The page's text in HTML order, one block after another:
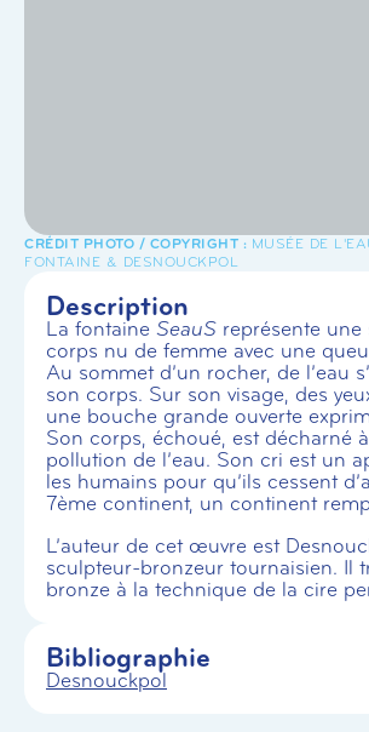
MUSÉE DE
FONTAINE & DESNOUCKPOL
Description
La fontaine SeauS représente une
corps nu de femme avec une
Au sommet d’un rocher, de l’eau
son corps. Sur son visage, des
une bouche grande ouverte
Son corps, échoué, est décharné
pollution de l’eau. Son cri est un
les humains pour qu’ils cessent
7ème continent, un continent
L’auteur de cet œuvre est
sculpteur-bronzeur tournaisien. Il
bronze à la technique de la cire
Bibliographie
Desnouckpol